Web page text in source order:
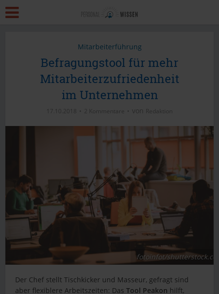
Mitarbeiterführung
Befragungstool für mehr
Mitarbeiterzufriedenheit
im Unternehmen
17.10.2018 2 Kommentare von Redaktion
fotoinfot/
Der Chef stellt Tischkicker und Masseur, gefragt sind
aber flexiblere Arbeitszeiten: DasTool Peakon hilft,